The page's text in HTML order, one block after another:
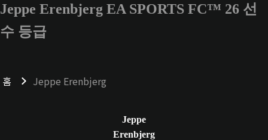
최소 3자 이상의 문자 또는 숫자를 입력하세요
Jeppe Erenbjerg EA SPORTS FC™ 26 선
수 등급
홈 Jeppe Erenbjerg
Jeppe
Erenbjerg